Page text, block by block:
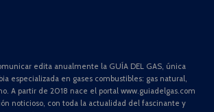
edita anualmente la GUÍA DEL GAS, única
especializada en gases combustibles: gas natural,
A partir de 2018 nace el portal www.guiadelgas.com
noticioso, con toda la actualidad del fascinante y